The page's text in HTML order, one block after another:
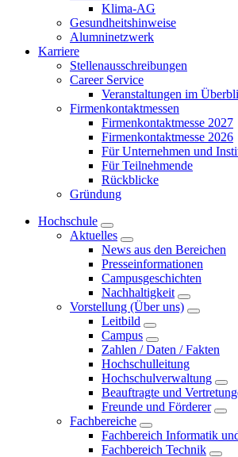
Klima-AG
Gesundheitshinweise
Alumninetzwerk
Karriere
Stellenausschreibungen
Career Service
Veranstaltungen im
Firmenkontaktmessen
Firmenkontaktmesse 2027
Firmenkontaktmesse 2026
Für Unternehmen und
Für Teilnehmende
Rückblicke
Gründung
Hochschule
Aktuelles
News aus den Bereichen
Presseinformationen
Campusgeschichten
Nachhaltigkeit
Vorstellung (Über uns)
Leitbild
Campus
Zahlen / Daten / Fakten
Hochschulleitung
Hochschulverwaltung
Beauftragte und
Freunde und Förderer
Fachbereiche
Fachbereich Informatik
Fachbereich Technik